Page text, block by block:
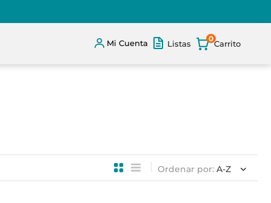
Mi Cuenta Listas
0
Ordenar por A-Z